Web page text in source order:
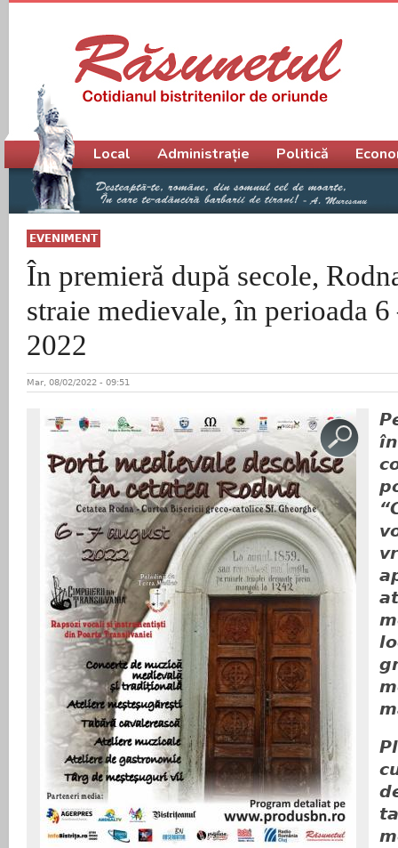
EVENIMENT
În premieră după secole,
straie medievale, în perioada 6
2022
Mar, 08/02/2022 - 09:51
Meniu principal
Local Administrație Politică